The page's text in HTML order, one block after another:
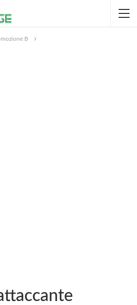
B